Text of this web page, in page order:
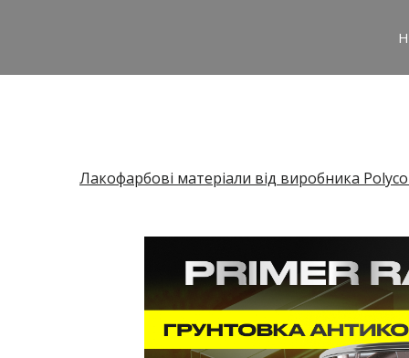
Лакофарбові матеріали від виробника